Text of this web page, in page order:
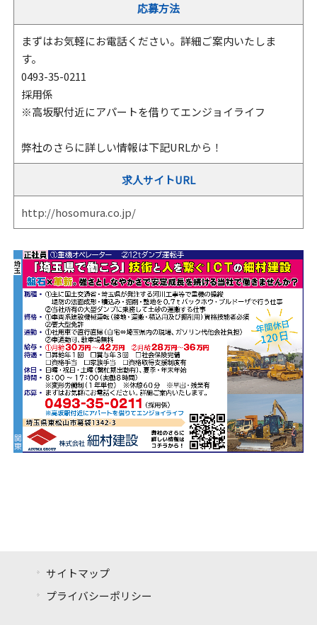
応募方法
まずはお気軽にお電話ください。詳細ご案内いたしま
す。
0493-35-0211
採用係
※高坂駅付近にアパートを借りてエンジョイライフ
弊社のさらに詳しい情報は下記URLから！
求人サイトURL
http://hosomura.co.jp/
サイトマップ
プライバシーポリシー